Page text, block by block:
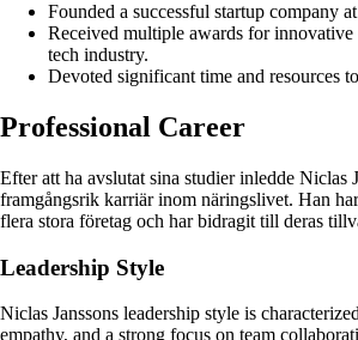
Founded a successful startup company
Received multiple awards for
tech industry.
Devoted significant time and resources
Professional Career
Efter att ha avslutat sina studier inledde Niclas
framgångsrik karriär inom näringslivet. Han
flera stora företag och har bidragit till deras
Leadership Style
Niclas Janssons leadership style is
empathy, and a strong focus on team